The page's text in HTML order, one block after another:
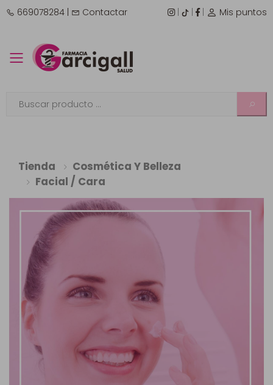
669078284 | Contactar | | | Mis puntos
Toggle mobile menu
Tienda
Cosmética Y Belleza
Facial / Cara